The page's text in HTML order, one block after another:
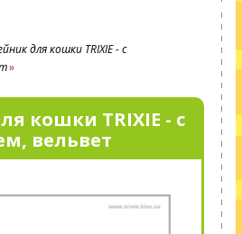
для кошки TRIXIE - с
кошки TRIXIE - с
вельвет